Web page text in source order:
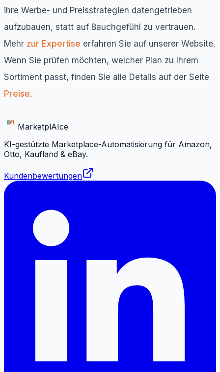
ihre Werbe- und Preisstrategien datengetrieben
aufzubauen, statt auf Bauchgefühl zu vertrauen.
Mehr zur Expertise erfahren Sie auf unserer Website.
Wenn Sie prüfen möchten, welcher Plan zu Ihrem
Sortiment passt, finden Sie alle Details auf der Seite
Preise.
MarketplAIce
KI-gestützte Marketplace-Automatisierung für Amazon,
Otto, Kaufland & eBay.
Kundenbewertungen